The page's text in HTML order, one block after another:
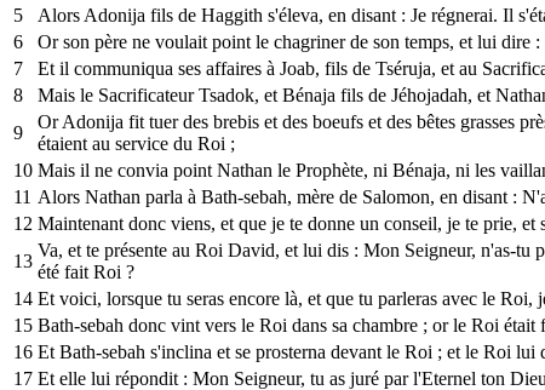
5
Alors Adonija fils de Haggith s'éleva, en disant : Je régnerai. Il
6
Or son père ne voulait point le chagriner de son temps, et lui dire
7
Et il communiqua ses affaires à Joab, fils de Tséruja, et au
8
Mais le Sacrificateur Tsadok, et Bénaja fils de Jéhojadah, et
9
Or Adonija fit tuer des brebis et des boeufs et des bêtes grasses
étaient au service du Roi ;
10 Mais il ne convia point Nathan le Prophète, ni Bénaja, ni les
11 Alors Nathan parla à Bath-sebah, mère de Salomon, en disant :
12 Maintenant donc viens, et que je te donne un conseil, je te prie,
13
Va, et te présente au Roi David, et lui dis : Mon Seigneur, n'as-tu
été fait Roi ?
14 Et voici, lorsque tu seras encore là, et que tu parleras avec le
15 Bath-sebah donc vint vers le Roi dans sa chambre ; or le Roi
16 Et Bath-sebah s'inclina et se prosterna devant le Roi ; et le Roi lui
17 Et elle lui répondit : Mon Seigneur, tu as juré par l'Eternel ton